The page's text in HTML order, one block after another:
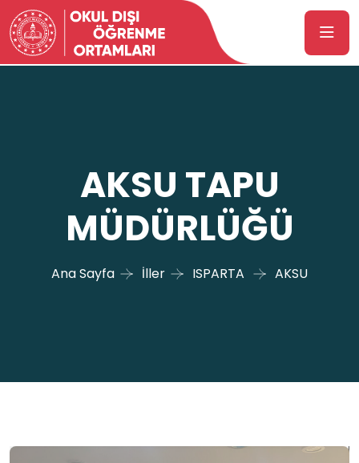
AKSU TAPU
MÜDÜRLÜĞÜ
Ana Sayfa İller ISPARTA AKSU